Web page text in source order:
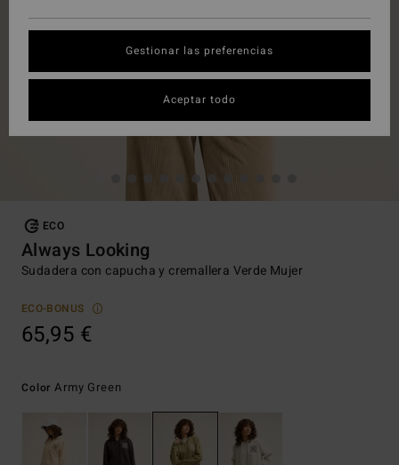
ECO
Always Looking
Sudadera con capucha y cremallera Verde Mujer
ECO-BONUS
65,95 €
ColorArmy Green
Gestionar las preferencias
Aceptar todo